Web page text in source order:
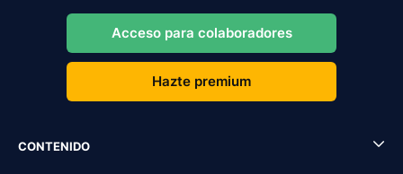
Acceso para colaboradores
Hazte premium
CONTENIDO